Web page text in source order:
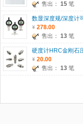
售出： 15 笔
278.00
售出： 13 笔
20.00
售出： 13 笔